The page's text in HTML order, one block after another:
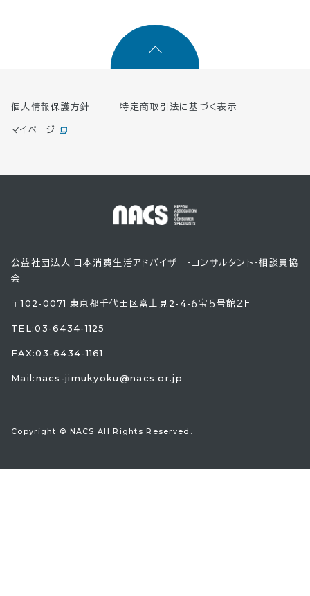
公益社団法人 日本消費生活アドバイザー・コンサルタント・相談員協
会
〒102-0071 東京都千代田区富士見2-4-６宝５号館２Ｆ
TEL:03-6434-1125
FAX:03-6434-1161
Mail: nacs-jimukyoku@nacs.or.jp
Copyright © NACS All Rights Reserved.
個人情報保護方針 特定商取引法に基づく表示
マイページ